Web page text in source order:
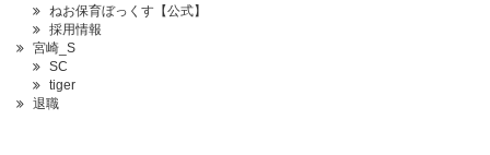
ねお保育ぼっくす【公式】
採用情報
宮崎_S
SC
tiger
退職